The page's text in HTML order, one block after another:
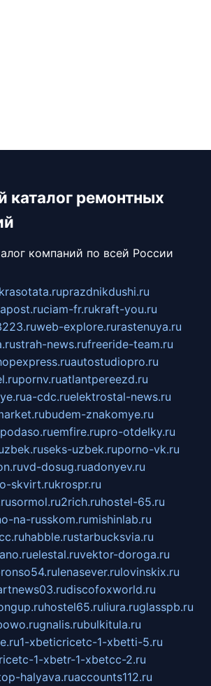
каталог ремонтных
компаний по всей России
krasotata.ruprazdnikdushi.ru
ciam-fr.rukraft-you.ru
web-explore.rurastenuya.ru
strah-news.rufreeride-team.ru
autostudiopro.ru
pornv.ruatlantpereezd.ru
a-cdc.ruelektrostal-news.ru
budem-znakomye.ru
emfire.rupro-otdelky.ru
seks-uzbek.ruporno-vk.ru
vd-dosug.ruadonyev.ru
skvirt.rukrospr.ru
sormol.ru2rich.ruhostel-65.ru
na-russkom.rumishinlab.ru
habble.rustarbucksvia.ru
elestal.ruvektor-doroga.ru
lenasever.rulovinskix.ru
discofoxworld.ru
hostel65.ruliura.ruglasspb.ru
gnalis.rubulkitula.ru
1-xbeticricetc-1-xbetti-5.ru
1-xbetr-1-xbetcc-2.ru
halyava.ruaccounts112.ru